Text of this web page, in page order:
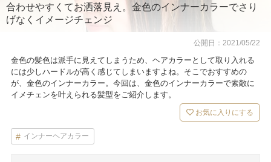
合わせやすくてお洒落見え。金色のインナーカラーでさり
げなくイメージチェンジ
公開日：2021/05/22
金色の髪色は派手に見えてしまうため、ヘアカラーとして取り入れる
には少しハードルが高く感じてしまいますよね。そこでおすすめの
が、金色のインナーカラー。今回は、金色のインナーカラーで素敵に
イメチェンを叶えられる髪型をご紹介します。
お気に入りにする
インナーヘアカラー